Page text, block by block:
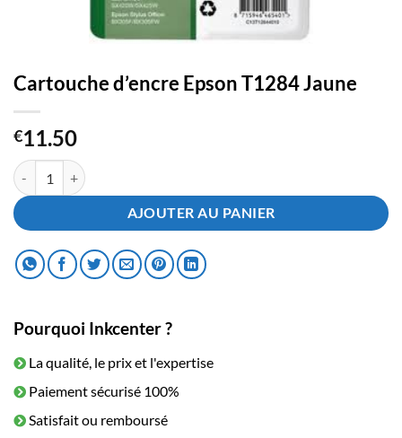
Cartouche d’encre Epson T1284 Jaune
€11.50
quantité de Cartouche d'encre Epson T1284 Jaune
AJOUTER AU PANIER
Pourquoi Inkcenter ?
La qualité, le prix et l'expertise
Paiement sécurisé 100%
Satisfait ou remboursé